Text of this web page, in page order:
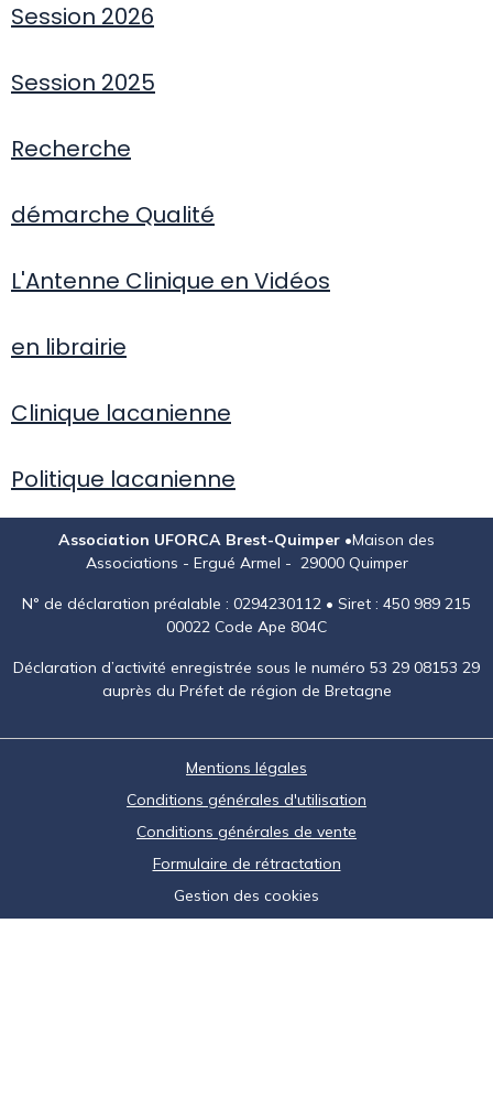
Session 2026
Session 2025
Recherche
démarche Qualité
L'Antenne Clinique en Vidéos
en librairie
Clinique lacanienne
Politique lacanienne
Association UFORCA Brest-Quimper •Maison des
Associations - Ergué Armel - 29000 Quimper
N° de déclaration préalable : 0294230112 • Siret : 450 989 215
00022 Code Ape 804C
Déclaration d’activité enregistrée sous le numéro 53 29 08153 29
auprès du Préfet de région de Bretagne
Mentions légales
Conditions générales d'utilisation
Conditions générales de vente
Formulaire de rétractation
Gestion des cookies